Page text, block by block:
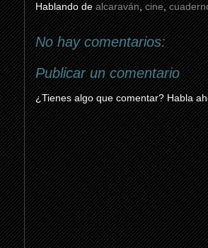
Hablando dealcaraván,cine,
No hay comentarios:
Publicar un comentario
¿Tienes algo que comentar? Habla